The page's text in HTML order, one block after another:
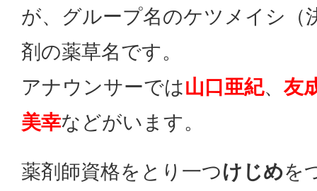
が、グループ名のケツメイシ（
剤の薬草名です。
アナウンサーでは山口亜紀、 友
美幸などがいます。
薬剤師資格をとり一つけじめを